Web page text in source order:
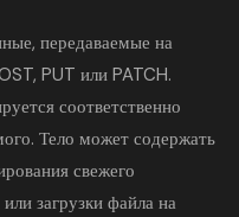
передаваемые на
PUT или PATCH.
соответственно
Тело может содержать
свежего
загрузки файла на